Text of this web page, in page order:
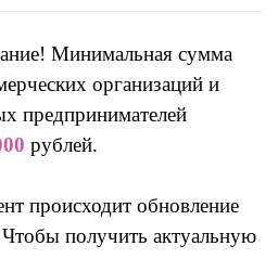
Минимальная сумма
организаций и
предпринимателей
рублей.
происходит обновление
получить актуальную